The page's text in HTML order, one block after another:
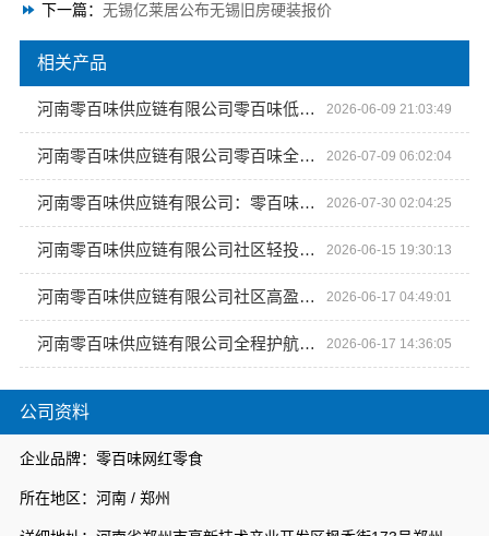
公司资料
企业品牌：零百味网红零食
所在地区：河南 / 郑州
下一篇： 无锡亿莱居公布无锡旧房硬装报价
相关产品
河南零百味供应链有限公司零百味低成本零食硬折扣适配全场景 2026-06-09 21:03:49
河南零百味供应链有限公司零百味全程护航零食硬折扣线上线下联动 2026-07-09 06:02:04
河南零百味供应链有限公司：零百味全程护航零食硬折扣线上线下联动 2026-07-30 02:04:25
河南零百味供应链有限公司社区轻投入硬折扣零食铺低风险经营 2026-06-15 19:30:13
河南零百味供应链有限公司社区高盈利零食硬折扣全域盈利 2026-06-17 04:49:01
河南零百味供应链有限公司全程护航量贩零食铺无忧经营 2026-06-17 14:36:05